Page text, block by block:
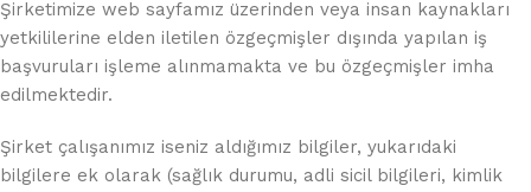
Şirketimize web sayfamız üzerinden veya insan kaynakları
yetkililerine elden iletilen özgeçmişler dışında yapılan iş
başvuruları işleme alınmamakta ve bu özgeçmişler imha
edilmektedir.
Şirket çalışanımız iseniz aldığımız bilgiler, yukarıdaki
bilgilere ek olarak (sağlık durumu, adli sicil bilgileri, kimlik